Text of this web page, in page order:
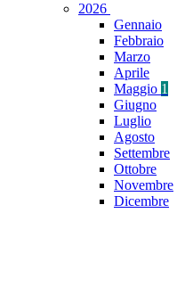
2026
Gennaio
Febbraio
Marzo
Aprile
Maggio 1
Giugno
Luglio
Agosto
Settembre
Ottobre
Novembre
Dicembre